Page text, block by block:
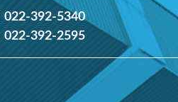
022-392-5340
022-392-2595